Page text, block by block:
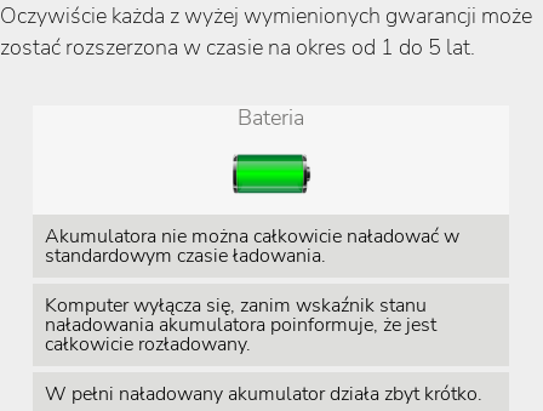
Oczywiście każda z wyżej wymienionych gwarancji może
zostać rozszerzona w czasie na okres od 1 do 5 lat.
Bateria
Akumulatora nie można całkowicie naładować w
standardowym czasie ładowania.
Komputer wyłącza się, zanim wskaźnik stanu
naładowania akumulatora poinformuje, że jest
całkowicie rozładowany.
W pełni naładowany akumulator działa zbyt krótko.